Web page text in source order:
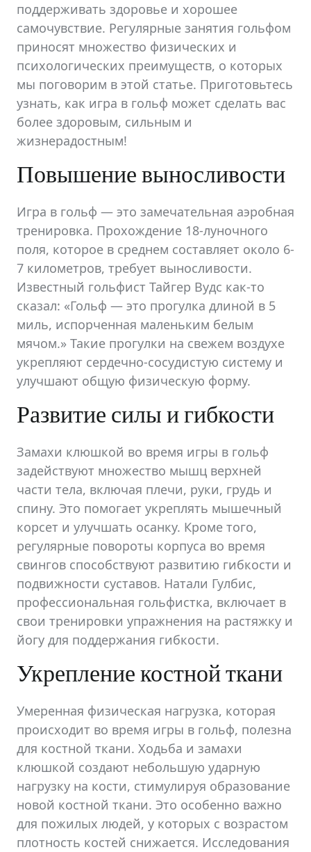
поддерживать здоровье и хорошее
самочувствие. Регулярные занятия гольфом
приносят множество физических и
психологических преимуществ, о которых
мы поговорим в этой статье. Приготовьтесь
узнать, как игра в гольф может сделать вас
более здоровым, сильным и
жизнерадостным!
Повышение выносливости
Игра в гольф — это замечательная аэробная
тренировка. Прохождение 18-луночного
поля, которое в среднем составляет около 6-
7 километров, требует выносливости.
Известный гольфист Тайгер Вудс как-то
сказал: «Гольф — это прогулка длиной в 5
миль, испорченная маленьким белым
мячом.» Такие прогулки на свежем воздухе
укрепляют сердечно-сосудистую систему и
улучшают общую физическую форму.
Развитие силы и гибкости
Замахи клюшкой во время игры в гольф
задействуют множество мышц верхней
части тела, включая плечи, руки, грудь и
спину. Это помогает укреплять мышечный
корсет и улучшать осанку. Кроме того,
регулярные повороты корпуса во время
свингов способствуют развитию гибкости и
подвижности суставов. Натали Гулбис,
профессиональная гольфистка, включает в
свои тренировки упражнения на растяжку и
йогу для поддержания гибкости.
Укрепление костной ткани
Умеренная физическая нагрузка, которая
происходит во время игры в гольф, полезна
для костной ткани. Ходьба и замахи
клюшкой создают небольшую ударную
нагрузку на кости, стимулируя образование
новой костной ткани. Это особенно важно
для пожилых людей, у которых с возрастом
плотность костей снижается. Исследования